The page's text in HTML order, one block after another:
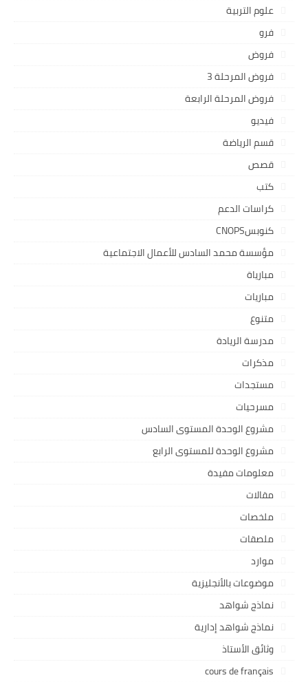
علوم التربية
فرو
فروض
فروض المرحلة 3
فروض المرحلة الرابعة
فيديو
قسم الرياضة
قصص
كتب
كراسات الدعم
كنوبسCNOPS
مؤسسة محمد السادس للأعمال الاجتماعية
مبارياة
مباريات
متنوع
مدرسة الريادة
مذكرات
مستجدات
مسرحيات
مشروع الوحدة المستوى السادس
مشروع الوحدة للمستوى الرابع
معلومات مفيدة
مقالات
ملخصات
ملصقات
موارد
موضوعات بالأنجليزية
نماذج شواهد
نماذج شواهد إدارية
وثائق الأستاذ
cours de français